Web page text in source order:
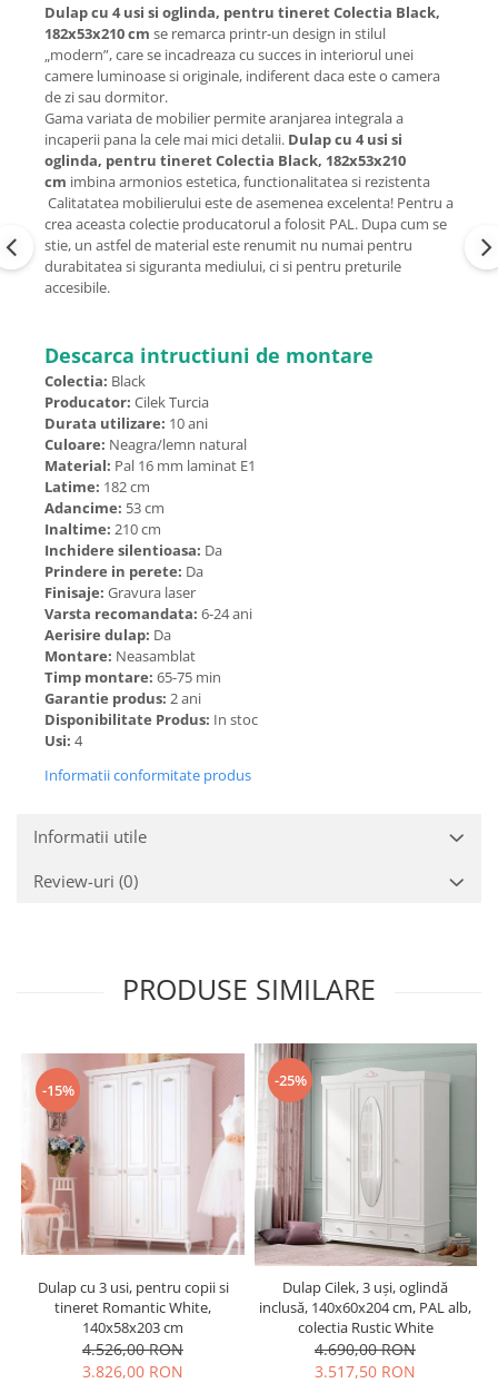
Dulap cu 4 usi si oglinda, pentru tineret Colectia Black,
182x53x210 cm se remarca printr-un design in stilul
„modern”, care se incadreaza cu succes in interiorul unei
camere luminoase si originale, indiferent daca este o camera
de zi sau dormitor.
Gama variata de mobilier permite aranjarea integrala a
incaperii pana la cele mai mici detalii. Dulap cu 4 usi si
oglinda, pentru tineret Colectia Black, 182x53x210
cm imbina armonios estetica, functionalitatea si rezistenta
Calitatatea mobilierului este de asemenea excelenta! Pentru a
crea aceasta colectie producatorul a folosit PAL. Dupa cum se
stie, un astfel de material este renumit nu numai pentru
durabitatea si siguranta mediului, ci si pentru preturile
accesibile.
Descarca intructiuni de montare
Colectia: Black
Producator: Cilek Turcia
Durata utilizare: 10 ani
Culoare: Neagra/lemn natural
Material: Pal 16 mm laminat E1
Latime: 182 cm
Adancime: 53 cm
Inaltime: 210 cm
Inchidere silentioasa: Da
Prindere in perete: Da
Finisaje: Gravura laser
Varsta recomandata: 6-24 ani
Aerisire dulap: Da
Montare: Neasamblat
Timp montare: 65-75 min
Garantie produs: 2 ani
Disponibilitate Produs: In stoc
Usi: 4
Informatii conformitate produs
Informatii utile
Review-uri (0)
PRODUSE SIMILARE
-15%
Dulap cu 3 usi, pentru copii si
tineret Romantic White,
140x58x203 cm
4.526,00 RON
3.826,00 RON
-25%
Dulap Cilek, 3 uși, oglindă
inclusă, 140x60x204 cm, PAL alb,
colecția Rustic White
4.690,00 RON
3.517,50 RON